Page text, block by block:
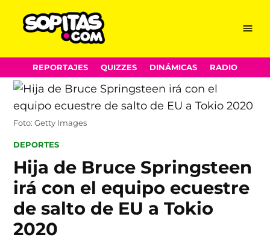
Skip
to
content
Menu
REPORTAJES QUIZZES DINÁMICAS RADIO
Foto: Getty Images
POSTED
DEPORTES
Hija de Bruce Springsteen
irá con el equipo ecuestre
de salto de EU a Tokio
2020